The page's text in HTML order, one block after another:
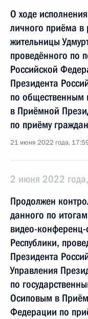
О ходе
личного приёма
жительницы
проведённого по
Российской
Президента
по общественным
в Приёмной
по приёму
21 июня 2022 года,
2 июня 2022 года,
Продолжен
данного по
видео-конференц-
Республики,
Президента
Управления
по
Осиповым в
Федерации по